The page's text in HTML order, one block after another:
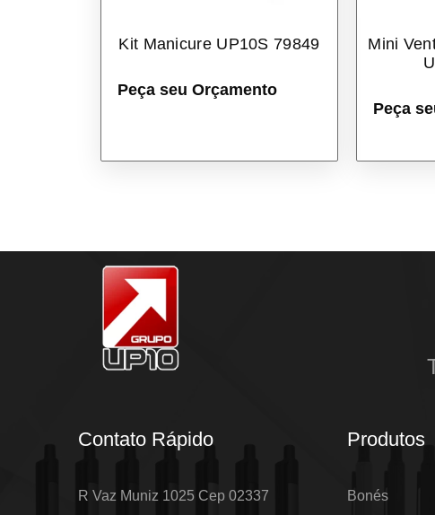
Kit Manicure UP10S 79849
Peça seu Orçamento
Mini
Peça
Contato Rápido
R Vaz Muniz 1025 Cep 02337
Produtos
Bonés